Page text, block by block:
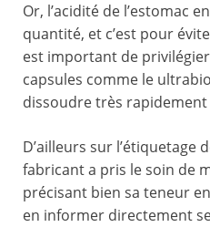
Or, l’acidité de l’estomac
quantité, et c’est pour
est important de
capsules comme le
dissoudre très rapidement
D’ailleurs sur l’étiquetage
fabricant a pris le soin de
précisant bien sa teneur
en informer directement